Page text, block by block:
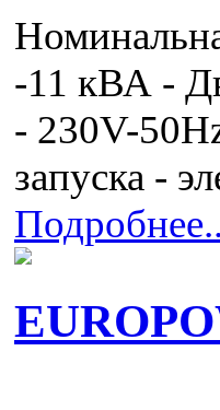
-11 кВА -
- 230V-
запуска -